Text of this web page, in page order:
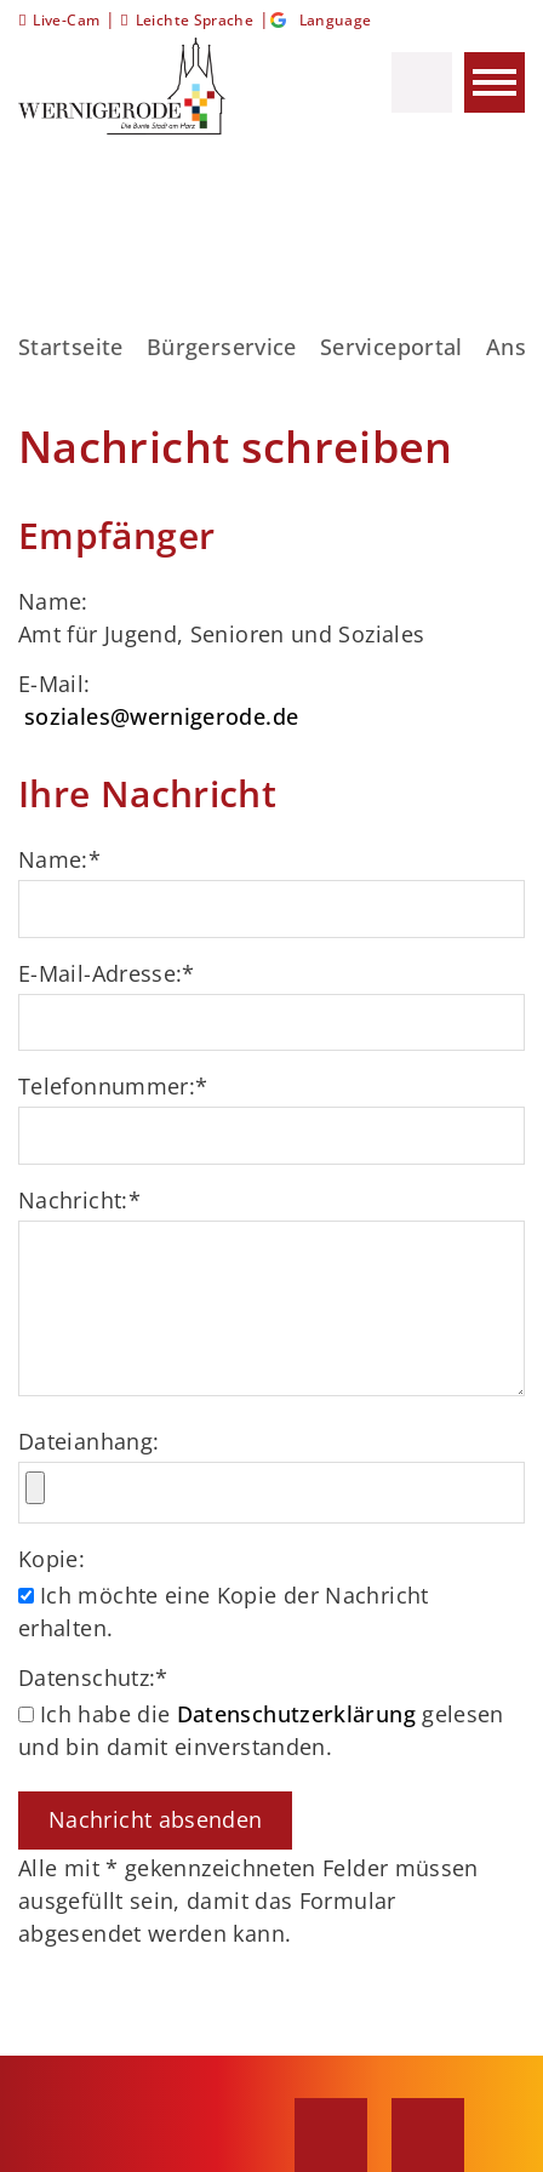
Live-Cam | Leichte Sprache | Language
Startseite Bürgerservice Serviceportal
Nachricht schreiben
Empfänger
Name:
Amt für Jugend, Senioren und Soziales
E-Mail:
soziales@wernigerode.de
Ihre Nachricht
Name:*
E-Mail-Adresse:*
Telefonnummer:*
Nachricht:*
Dateianhang:
Kopie:
Ich möchte eine Kopie der Nachricht
erhalten.
Datenschutz:*
Ich habe die Datenschutzerklärunggelesen
und bin damit einverstanden.
Alle mit* gekennzeichneten Felder müssen
ausgefüllt sein, damit das Formular
abgesendet werden kann.